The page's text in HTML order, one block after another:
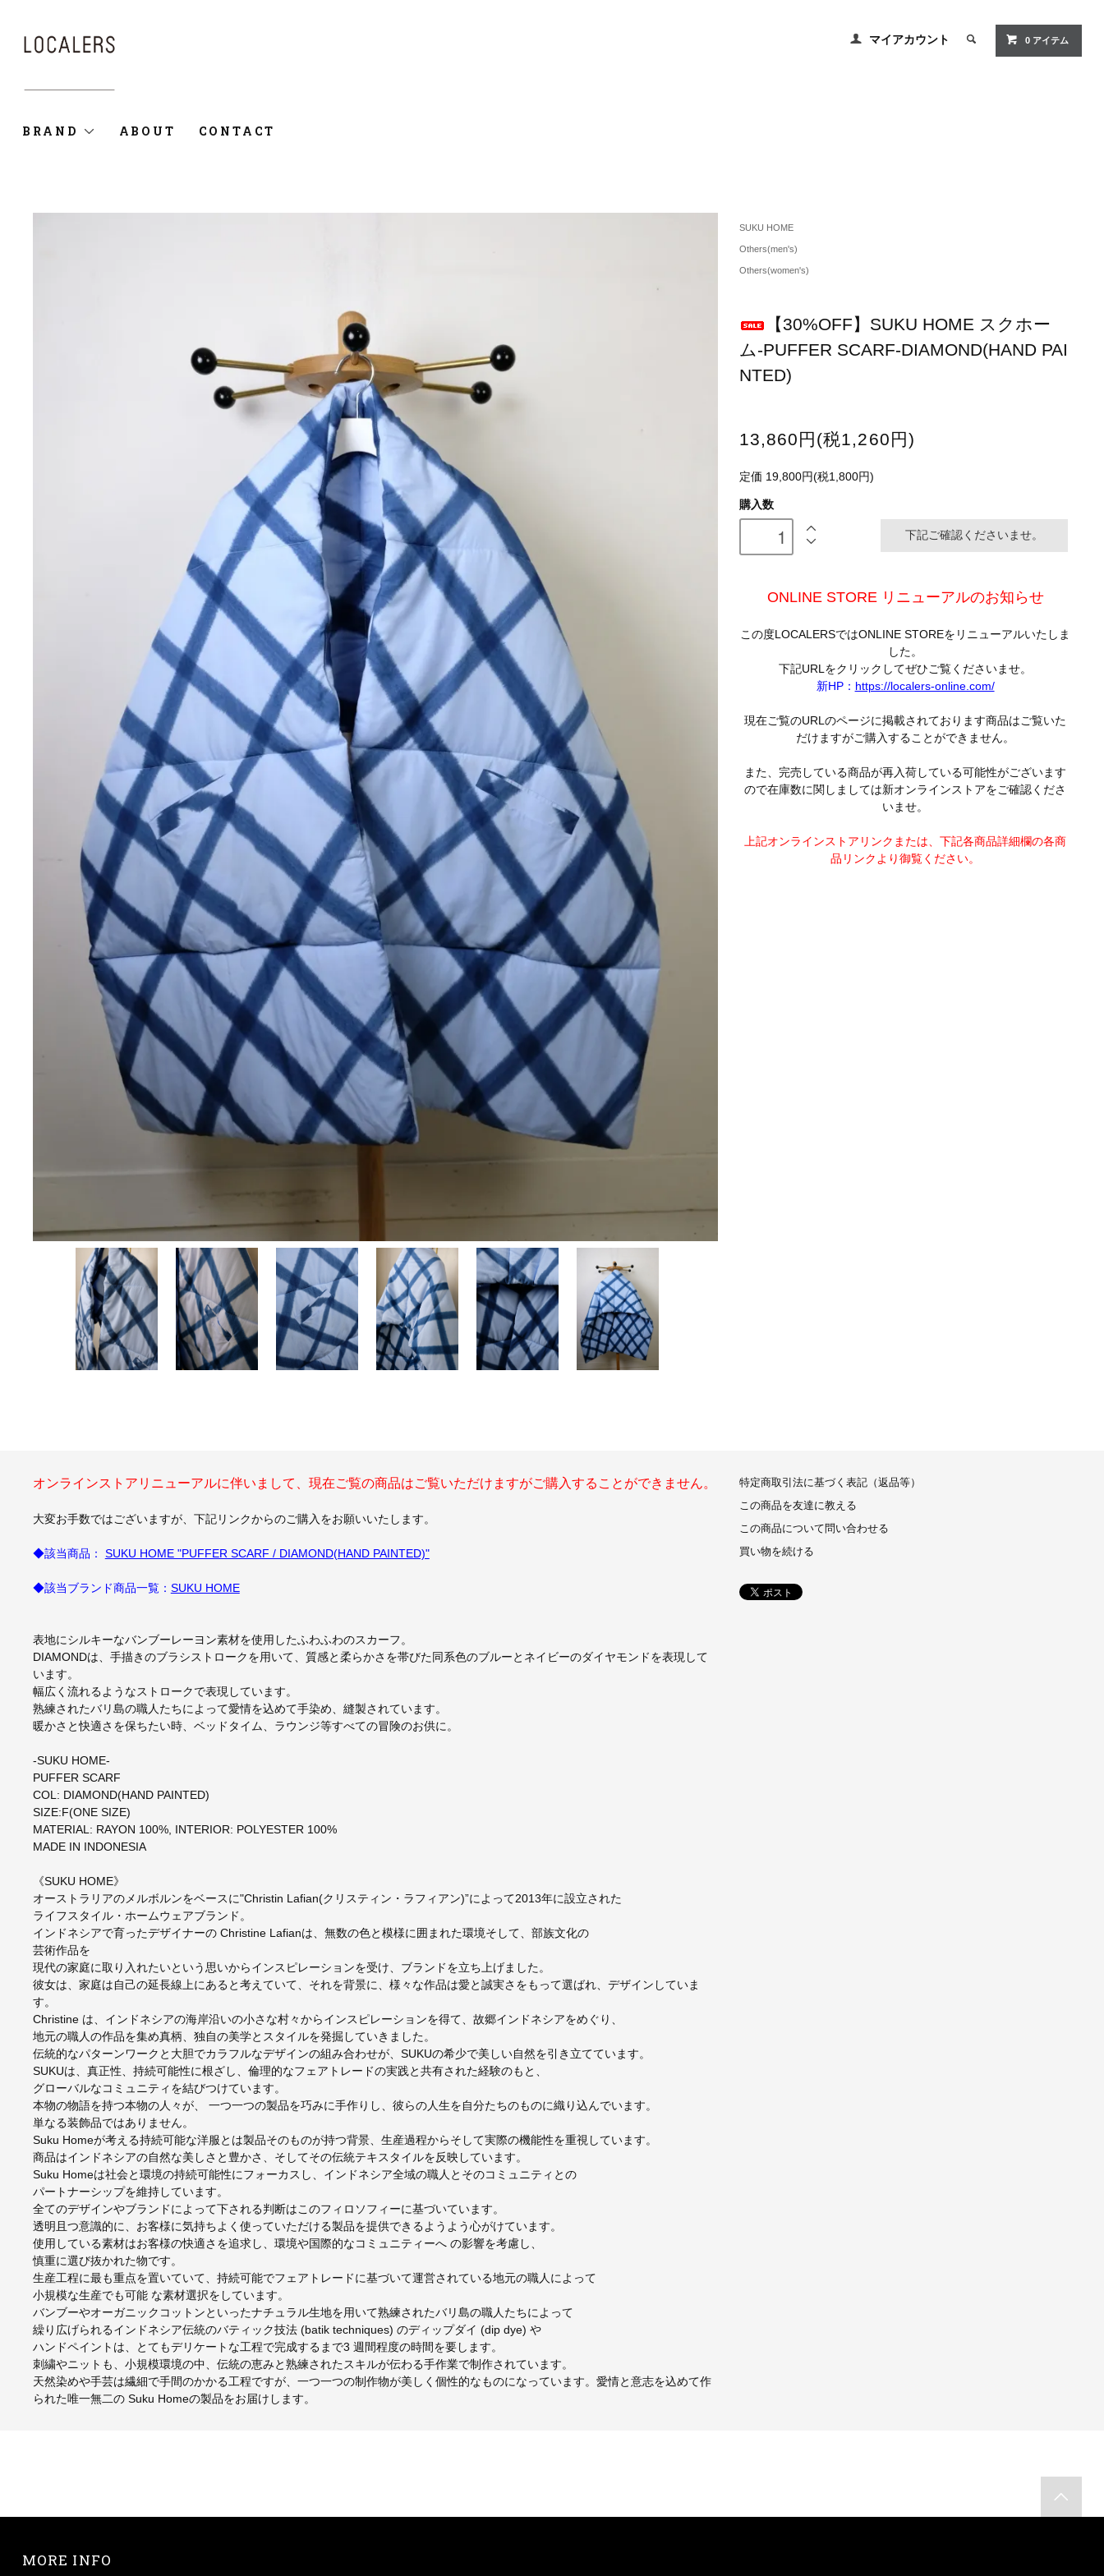
マイアカウント 0 アイテム
BRAND ABOUT CONTACT
SUKU HOME
Others(men's)
Others(women's)
【30%OFF】SUKU HOME スクホー
ム-PUFFER SCARF-DIAMOND(HAND PAI
NTED)
13,860円(税1,260円)
定価 19,800円(税1,800円)
購入数
下記ご確認くださいませ。
ONLINE STORE リニューアルのお知らせ
この度LOCALERSではONLINE STOREをリニューアルいたしま
した。
下記URLをクリックしてぜひご覧くださいませ。
新HP： https://localers-online.com/
現在ご覧のURLのページに掲載されております商品はご覧いた
だけますがご購入することができません。
また、完売している商品が再入荷している可能性がございます
ので在庫数に関しましては新オンラインストアをご確認くださ
いませ。
上記オンラインストアリンクまたは、下記各商品詳細欄の各商
品リンクより御覧ください。
オンラインストアリニューアルに伴いまして、現在ご覧の商品はご覧いただけますがご購入することができません。
大変お手数ではございますが、下記リンクからのご購入をお願いいたします。
◆該当商品： SUKU HOME "PUFFER SCARF / DIAMOND(HAND PAINTED)"
◆該当ブランド商品一覧： SUKU HOME
表地にシルキーなバンブーレーヨン素材を使用したふわふわのスカーフ。
DIAMONDは、手描きのブラシストロークを用いて、質感と柔らかさを帯びた同系色のブルーとネイビーのダイヤモンドを表現して
います。
幅広く流れるようなストロークで表現しています。
熟練されたバリ島の職人たちによって愛情を込めて手染め、縫製されています。
暖かさと快適さを保ちたい時、ベッドタイム、ラウンジ等すべての冒険のお供に。
-SUKU HOME-
PUFFER SCARF
COL: DIAMOND(HAND PAINTED)
SIZE:F(ONE SIZE)
MATERIAL: RAYON 100%, INTERIOR: POLYESTER 100%
MADE IN INDONESIA
《SUKU HOME》
オーストラリアのメルボルンをベースに"Christin Lafian(クリスティン・ラフィアン)”によって2013年に設立された
ライフスタイル・ホームウェアブランド。
インドネシアで育ったデザイナーの Christine Lafianは、無数の色と模様に囲まれた環境そして、部族文化の
芸術作品を
現代の家庭に取り入れたいという思いからインスピレーションを受け、ブランドを立ち上げました。
彼女は、家庭は自己の延長線上にあると考えていて、それを背景に、様々な作品は愛と誠実さをもって選ばれ、デザインしていま
す。
Christine は、インドネシアの海岸沿いの小さな村々からインスピレーションを得て、故郷インドネシアをめぐり、
地元の職人の作品を集め真柄、独自の美学とスタイルを発掘していきました。
伝統的なパターンワークと大胆でカラフルなデザインの組み合わせが、SUKUの希少で美しい自然を引き立てています。
SUKUは、真正性、持続可能性に根ざし、倫理的なフェアトレードの実践と共有された経験のもと、
グローバルなコミュニティを結びつけています。
本物の物語を持つ本物の人々が、 一つ一つの製品を巧みに手作りし、彼らの人生を自分たちのものに織り込んでいます。
単なる装飾品ではありません。
Suku Homeが考える持続可能な洋服とは製品そのものが持つ背景、生産過程からそして実際の機能性を重視しています。
商品はインドネシアの自然な美しさと豊かさ、そしてその伝統テキスタイルを反映しています。
Suku Homeは社会と環境の持続可能性にフォーカスし、インドネシア全域の職人とそのコミュニティとの
パートナーシップを維持しています。
全てのデザインやブランドによって下される判断はこのフィロソフィーに基づいています。
透明且つ意識的に、お客様に気持ちよく使っていただける製品を提供できるようよう心がけています。
使用している素材はお客様の快適さを追求し、環境や国際的なコミュニティーへ の影響を考慮し、
慎重に選び抜かれた物です。
生産工程に最も重点を置いていて、持続可能でフェアトレードに基づいて運営されている地元の職人によって
小規模な生産でも可能 な素材選択をしています。
バンブーやオーガニックコットンといったナチュラル生地を用いて熟練されたバリ島の職人たちによって
繰り広げられるインドネシア伝統のバティック技法 (batik techniques) のディップダイ (dip dye) や
ハンドペイントは、とてもデリケートな工程で完成するまで3 週間程度の時間を要します。
刺繍やニットも、小規模環境の中、伝統の恵みと熟練されたスキルが伝わる手作業で制作されています。
天然染めや手芸は繊細で手間のかかる工程ですが、一つ一つの制作物が美しく個性的なものになっています。愛情と意志を込めて作
られた唯一無二の Suku Homeの製品をお届けします。
特定商取引法に基づく表記（返品等）
この商品を友達に教える
この商品について問い合わせる
買い物を続ける
MORE INFO